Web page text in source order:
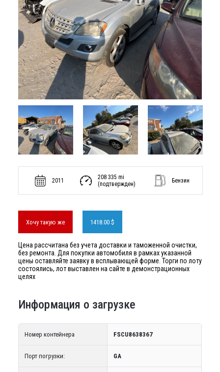
2011
208 335 mi
(подтвержден)
Бензин
Хочу такую же 1418.00 $
Цена рассчитана без учета доставки и таможенной очистки,
без ремонта. Для покупки автомобиля в рамках указанной
цены оставляйте заявку в всплывающей форме. Торги по лоту
состоялись, лот выставлен на сайте в демонстрационных
целях
Информация о загрузке
Номер контейнера FSCU8638367
Порт погрузки: GA